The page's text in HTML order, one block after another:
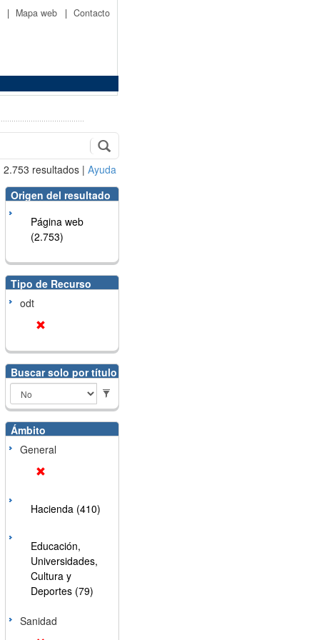
| Mapa web | Contacto
2.753 resultados | Ayuda
Origen del resultado
Página web
(2.753)
Tipo de Recurso
odt
Buscar solo por título
Ámbito
General
Hacienda (410)
Educación,
Universidades,
Cultura y
Deportes (79)
Sanidad